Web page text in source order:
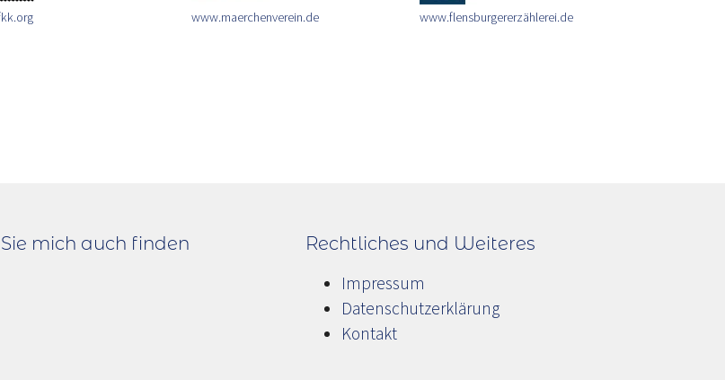
www.maerchenverein.de www.flensburgererzählerei.de
mich auch finden
Rechtliches und Weiteres
Impressum
Datenschutzerklärung
Kontakt